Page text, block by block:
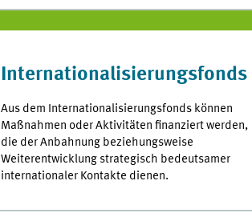
Internationalisierungsfonds
Aus dem Internationalisierungsfonds können
Maßnahmen oder Aktivitäten finanziert werden,
die der Anbahnung beziehungsweise
Weiterentwicklung strategisch bedeutsamer
internationaler Kontakte dienen.